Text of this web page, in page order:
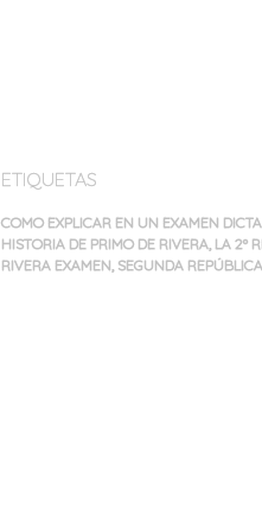
ETIQUETAS
COMO EXPLICAR EN UN EXAMEN
HISTORIA DE PRIMO DE RIVERA, LA 2º
RIVERA EXAMEN, SEGUNDA